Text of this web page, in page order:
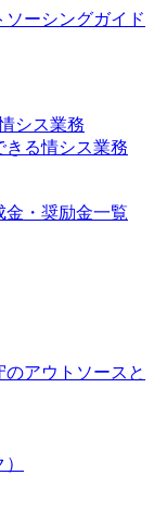
ーシングガイド
シス業務
きる情シス業務
金・奨励金一覧
アウトソースと